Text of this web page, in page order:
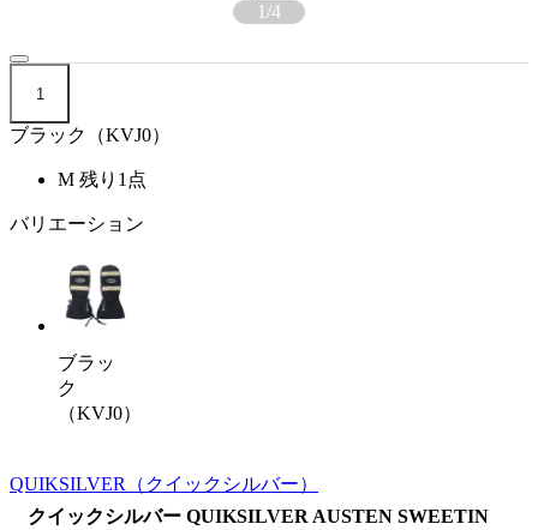
1/4
1
ブラック（KVJ0）
M 残り1点
バリエーション
ブラッ
ク
（KVJ0）
QUIKSILVER
（クイックシルバー）
クイックシルバー QUIKSILVER AUSTEN SWEETIN